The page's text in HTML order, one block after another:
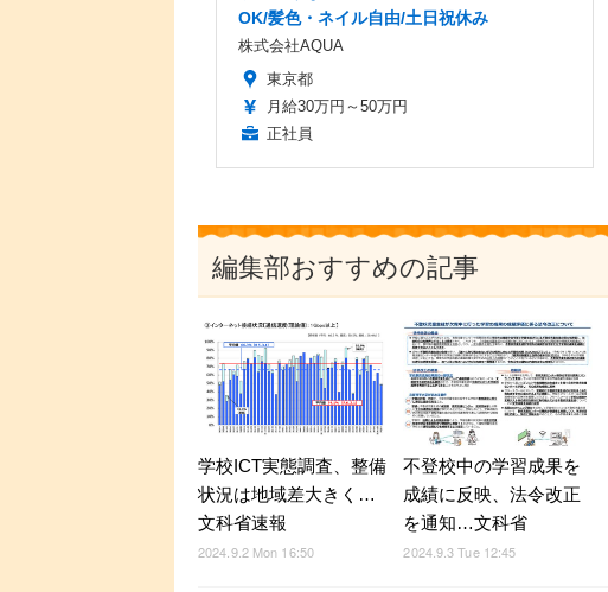
OK/髪色・ネイル自由/土日祝休み
株式会社AQUA
東京都
月給30万円～50万円
正社員
編集部おすすめの記事
学校ICT実態調査、整備
状況は地域差大きく…
文科省速報
2024.9.2 Mon 16:50
不登校中の学習成果を
成績に反映、法令改正
を通知…文科省
2024.9.3 Tue 12:45